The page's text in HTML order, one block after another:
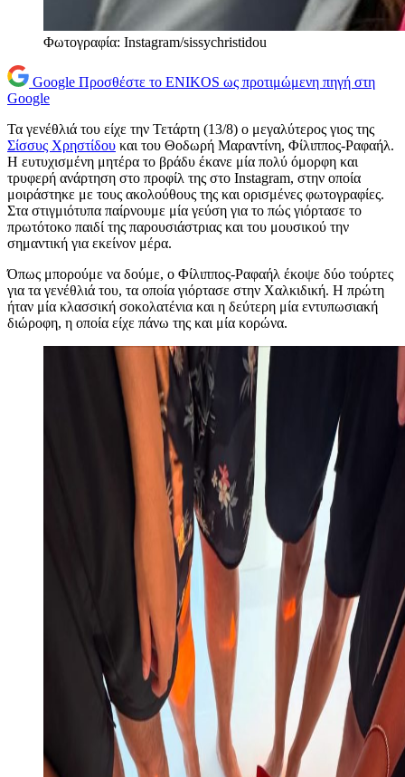
Φωτογραφία: Instagram/sissychristidou
Google Προσθέστε το ENIKOS ως προτιμώμενη πηγή στη
Google
Τα γενέθλιά του είχε την Τετάρτη (13/8) ο μεγαλύτερος γιος της
Σίσσυς Χρηστίδου και του Θοδωρή Μαραντίνη, Φίλιππος-Ραφαήλ.
Η ευτυχισμένη μητέρα το βράδυ έκανε μία πολύ όμορφη και
τρυφερή ανάρτηση στο προφίλ της στο Instagram, στην οποία
μοιράστηκε με τους ακολούθους της και ορισμένες φωτογραφίες.
Στα στιγμιότυπα παίρνουμε μία γεύση για το πώς γιόρτασε το
πρωτότοκο παιδί της παρουσιάστριας και του μουσικού την
σημαντική για εκείνον μέρα.
Όπως μπορούμε να δούμε, ο Φίλιππος-Ραφαήλ έκοψε δύο τούρτες
για τα γενέθλιά του, τα οποία γιόρτασε στην Χαλκιδική. Η πρώτη
ήταν μία κλασσική σοκολατένια και η δεύτερη μία εντυπωσιακή
διώροφη, η οποία είχε πάνω της και μία κορώνα.